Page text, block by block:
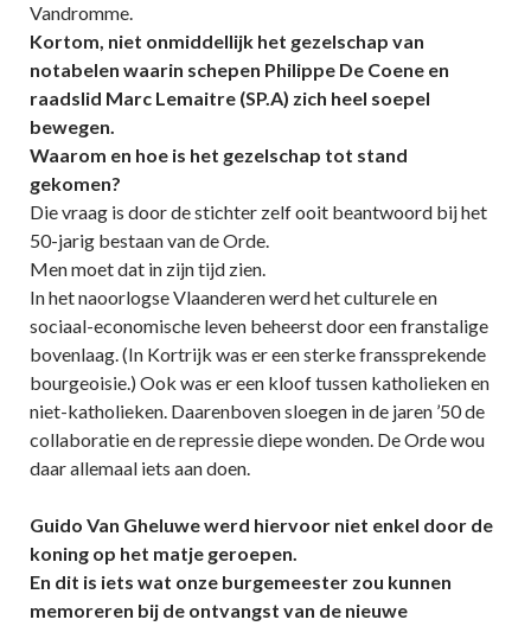
Vandromme.
Kortom, niet onmiddellijk het gezelschap van
notabelen waarin schepen Philippe De Coene en
raadslid Marc Lemaitre (SP.A) zich heel soepel
bewegen.
Waarom en hoe is het gezelschap tot stand
gekomen?
Die vraag is door de stichter zelf ooit beantwoord bij het
50-jarig bestaan van de Orde.
Men moet dat in zijn tijd zien.
In het naoorlogse Vlaanderen werd het culturele en
sociaal-economische leven beheerst door een franstalige
bovenlaag. (In Kortrijk was er een sterke franssprekende
bourgeoisie.) Ook was er een kloof tussen katholieken en
niet-katholieken. Daarenboven sloegen in de jaren ’50 de
collaboratie en de repressie diepe wonden. De Orde wou
daar allemaal iets aan doen.
Guido Van Gheluwe werd hiervoor niet enkel door de
koning op het matje geroepen.
En dit is iets wat onze burgemeester zou kunnen
memoreren bij de ontvangst van de nieuwe